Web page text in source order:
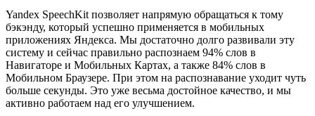
Yandex SpeechKit позволяет напрямую обращаться к тому
бэкэнду, который успешно применяется в мобильных
приложениях Яндекса. Мы достаточно долго развивали эту
систему и сейчас правильно распознаем 94% слов в
Навигаторе и Мобильных Картах, а также 84% слов в
Мобильном Браузере. При этом на распознавание уходит чуть
больше секунды. Это уже весьма достойное качество, и мы
активно работаем над его улучшением.